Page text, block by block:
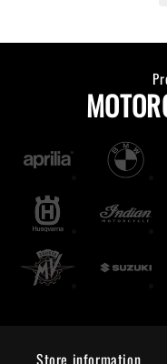
Store information